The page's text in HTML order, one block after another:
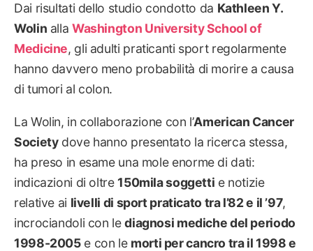
Dai risultati dello studio condotto da Kathleen Y.
Wolin alla Washington University School of
Medicine, gli adulti praticanti sport regolarmente
hanno davvero meno probabilità di morire a causa
di tumori al colon.
La Wolin, in collaborazione con l’American Cancer
Societydove hanno presentato la ricerca stessa,
ha preso in esame una mole enorme di dati:
indicazioni di oltre 150mila soggetti e notizie
relative ai livelli di sport praticato tra l’82 e il ’97,
incrociandoli con lediagnosi mediche del periodo
1998-2005e con le morti per cancro tra il 1998 e